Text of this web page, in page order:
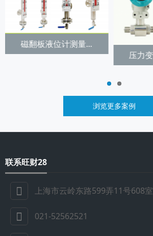
问题 旺财28:反渗透膜性能受到...
浏览更多案例
联系旺财28
上海市云岭东路599弄11号608室
021-52562521